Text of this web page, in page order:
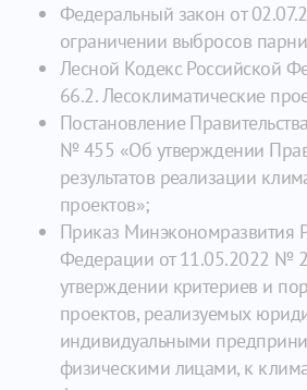
Федеральный закон от
ограничении выбросов
Лесной Кодекс Российской
66.2. Лесоклиматические
Постановление
№ 455 «Об утверждении
результатов реализации
проектов»;
Приказ Минэкономразвития
Федерации от 11.05.2022 №
утверждении критериев и
проектов, реализуемых
индивидуальными
физическими лицами, к